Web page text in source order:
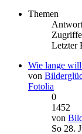
Themen
Zugriffe
Letzter
Wie lange
von
Fotolia
0
1452
von
So 28.